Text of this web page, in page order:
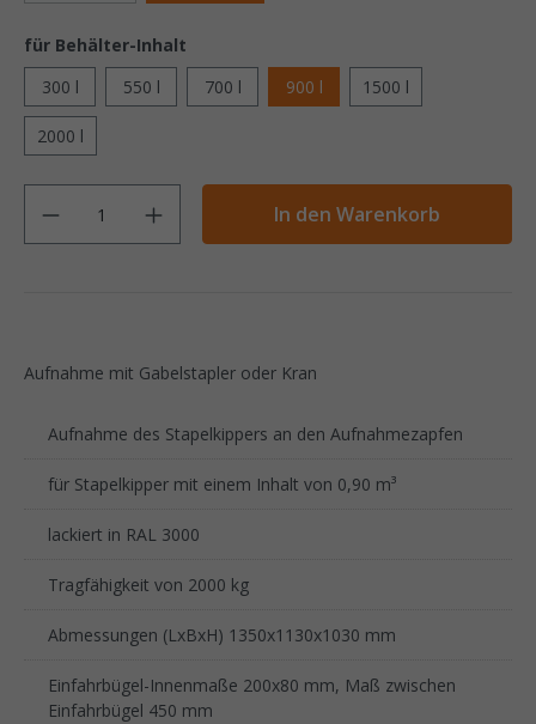
für Behälter-Inhalt
300 l
550 l 700 l 900 l 1500 l
2000 l
In den Warenkorb
Aufnahme mit Gabelstapler oder Kran
Aufnahme des Stapelkippers an den Aufnahmezapfen
für Stapelkipper mit einem Inhalt von 0,90 m³
lackiert in RAL 3000
Tragfähigkeit von 2000 kg
Abmessungen (LxBxH) 1350x1130x1030 mm
Einfahrbügel-Innenmaße 200x80 mm, Maß zwischen
Einfahrbügel 450 mm